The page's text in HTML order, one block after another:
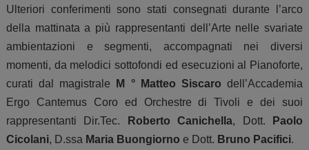
Ulteriori conferimenti sono stati consegnati durante l’arco
della mattinata a più rappresentanti dell’Arte nelle svariate
ambientazioni e segmenti, accompagnati nei diversi
momenti, da melodici sottofondi ed esecuzioni al Pianoforte,
curati dal magistrale M ° Matteo Siscarodell’Accademia
Ergo Cantemus Coro ed Orchestre di Tivoli e dei suoi
rappresentanti Dir.Tec.
Roberto Canichella, Dott. Paolo
Cicolani, D.ssa Maria Buongiorno e Dott. Bruno Pacifici.